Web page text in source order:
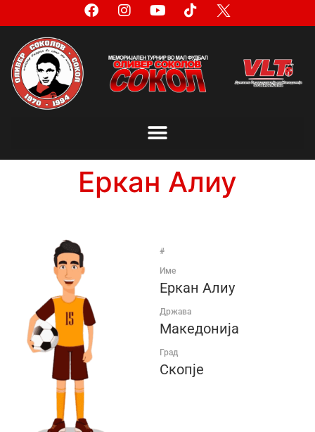
Еркан Алиу
#
Име
Еркан Алиу
Држава
Македонија
Град
Скопје